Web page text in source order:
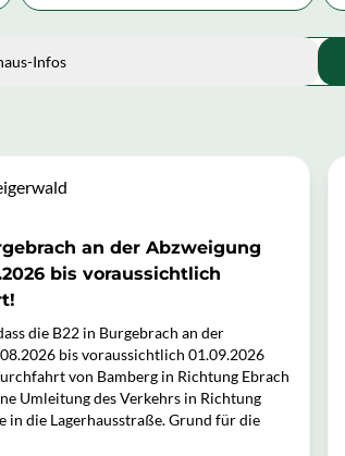
Infos
an der Abzweigung
bis voraussichtlich
die B22 in Burgebrach an der
bis voraussichtlich 01.09.2026
von Bamberg in Richtung Ebrach
Umleitung des Verkehrs in Richtung
in die Lagerhausstraße. Grund für die